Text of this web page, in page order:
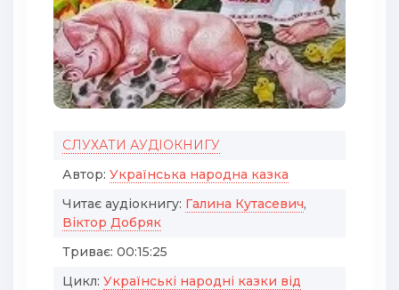
СЛУХАТИ АУДІОКНИГУ
Автор: Українська народна казка
Читає аудіокнигу: Галина Кутасевич,
Віктор Добряк
Триває: 00:15:25
Цикл: Українські народні казки від